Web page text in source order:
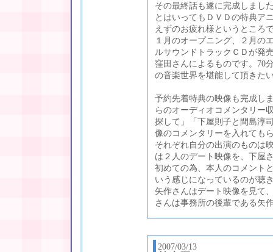
その最終話も遂に完成しまし
とはいってもＤＶＤの特典ア
えずのお疲れ様というところ
１月のオープニング、２月の
ルサウンドトラックＣＤが発
窪田さんによるものです。70
の音楽世界を堪能して頂きた
予約先着特典の映像も完成し
らのオーディオコメンタリー
探して」「下屋則子と間島淳
像のコメンタリーを入れても
それぞれ自分の出演のものは
は２人のデート映像を、下屋
初めての為、本人のコメント
いう感じになっているのが聴
矢作さんはデート映像を見て
さんは事務所の後輩である矢
2007/03/13